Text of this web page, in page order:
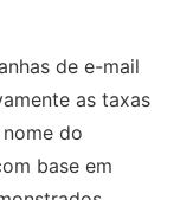
de e-mail
as taxas
do
base em